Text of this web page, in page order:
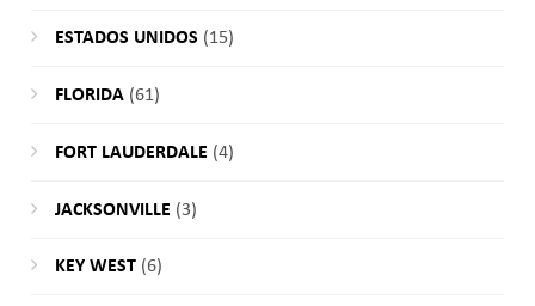
ESTADOS UNIDOS (15)
FLORIDA(61)
FORT LAUDERDALE (4)
JACKSONVILLE (3)
KEY WEST(6)